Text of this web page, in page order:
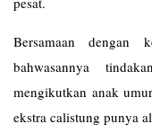
Bersamaan dengan
bahwasannya
mengikutkan anak
ekstra calistung punya